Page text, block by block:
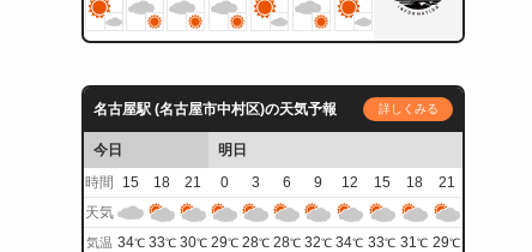
名古屋駅 (名古屋市中村区)の天気予報 詳しくみる
今日
明日
時間
15 18 21 0 3 6 9 12 15 18
21
天気
気温 34℃ 33℃ 30℃ 29℃ 28℃ 28℃ 32℃ 34℃ 33℃ 31℃ 29℃